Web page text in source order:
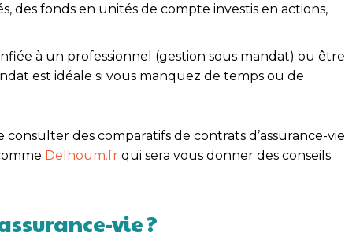
des fonds en unités de compte investis en actions,
à un professionnel (gestion sous mandat) ou être
est idéale si vous manquez de temps ou de
des comparatifs de contrats d’assurance-vie
Delhoum.fr qui sera vous donner des conseils
vie ?